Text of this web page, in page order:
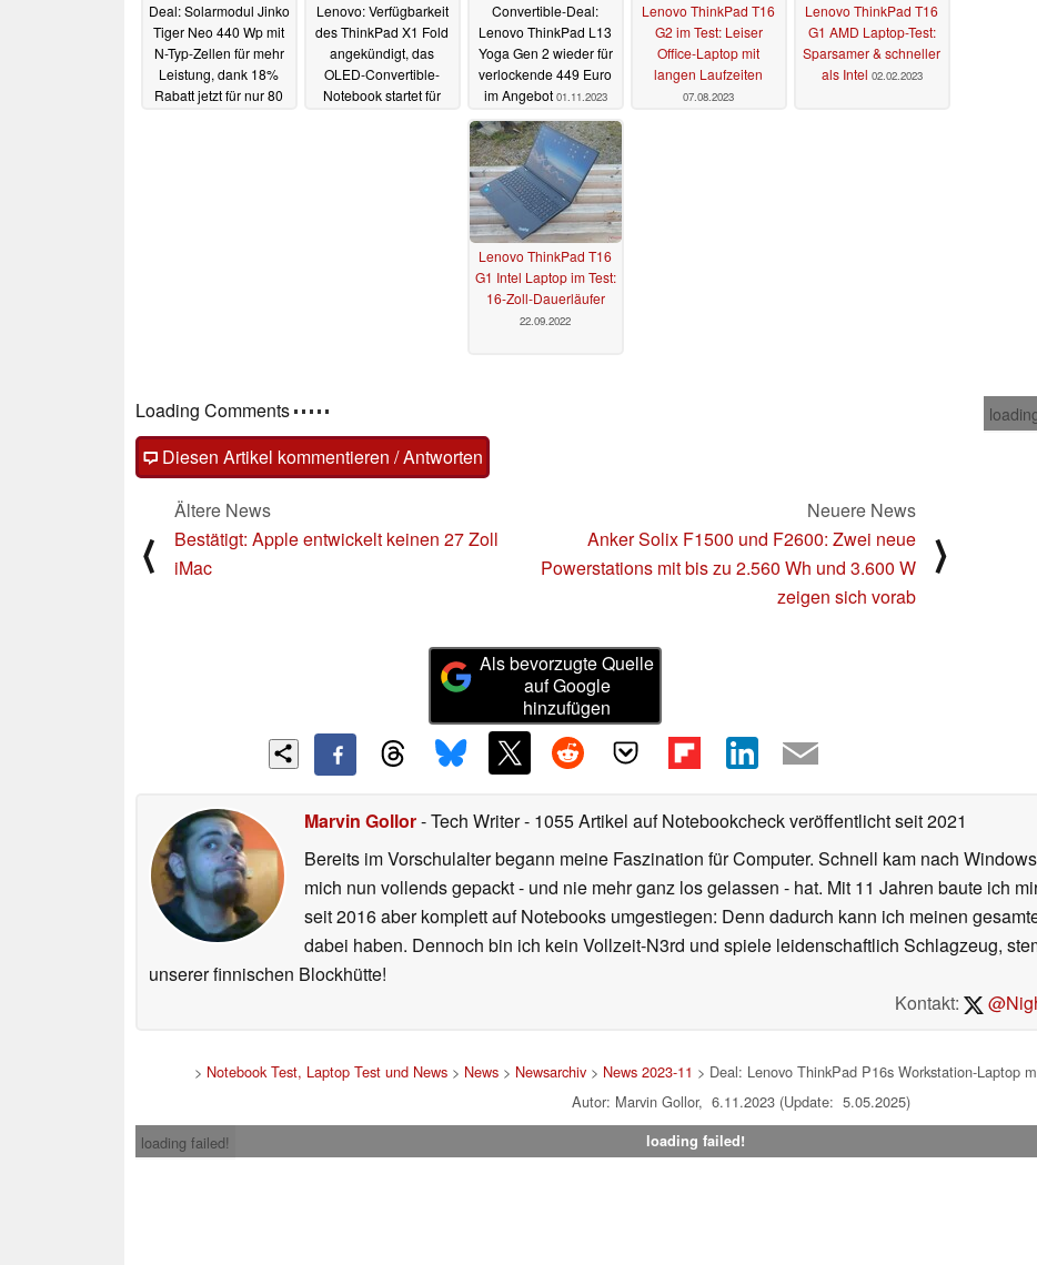
Deal: Solarmodul Jinko
Tiger Neo 440 Wp mit
N-Typ-Zellen für mehr
Leistung, dank 18%
Rabatt jetzt für nur 80
Lenovo: Verfügbarkeit
des ThinkPad X1 Fold
angekündigt, das
OLED-Convertible-
Notebook startet für
Convertible-Deal:
Lenovo ThinkPad L13
Yoga Gen 2 wieder für
verlockende 449 Euro
im Angebot 01.11.2023
Lenovo ThinkPad T16
G2 im Test: Leiser
Office-Laptop mit
langen Laufzeiten
07.08.2023
Lenovo ThinkPad T16
G1 AMD Laptop-Test:
Sparsamer & schneller
als Intel 02.02.2023
Lenovo ThinkPad T16
G1 Intel Laptop im Test:
16-Zoll-Dauerläufer
22.09.2022
Loading Comments
Diesen Artikel kommentieren / Antworten
⟨
Ältere News
Bestätigt: Apple entwickelt keinen 27 Zoll
iMac
Neuere News
Anker Solix F1500 und F2600: Zwei neue
Powerstations mit bis zu 2.560 Wh und 3.600 W
zeigen sich vorab
⟩
Als bevorzugte Quelle
auf Google
hinzufügen
Marvin Gollor- Tech Writer- 1055 Artikel auf Notebookcheck veröffentlichtseit 2021
Bereits im Vorschulalter begann meine Faszination für Computer. Schnell kam nach
mich nun vollends gepackt - und nie mehr ganz los gelassen - hat. Mit 11 Jahren baute ich
seit 2016 aber komplett auf Notebooks umgestiegen: Denn dadurch kann ich meinen
dabei haben. Dennoch bin ich kein Vollzeit-N3rd und spiele leidenschaftlich Schlagzeug,
unserer finnischen Blockhütte!
Kontakt:
> Notebook Test, Laptop Test und News> News> Newsarchiv> News 2023-11 > Deal: Lenovo ThinkPad P16s Workstation-Laptop
Autor: Marvin Gollor, 6.11.2023 (Update: 5.05.2025)
loading failed!
loading failed!